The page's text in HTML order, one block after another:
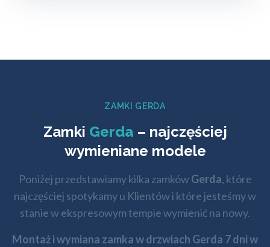
ZAMKI GERDA
Zamki Gerda – najczęściej
wymieniane modele
Poniżej przedstawiamy kilka zamkówGerda, które
najczęściej spotykamy u Klientów i które jesteśmy w
stanie w ekspresowym tempie wymienić na nowy.
Montaż i wymiana zamka w drzwiach Gerda 7 dni w